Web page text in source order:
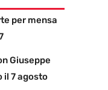
per mensa
Giuseppe
il 7 agosto